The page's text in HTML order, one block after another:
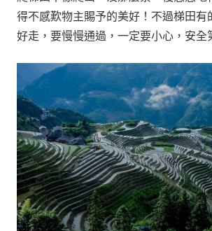
得不感歎物主賜予的美好！不過梯田有
好走，要慢慢通過，一定要小心，安全